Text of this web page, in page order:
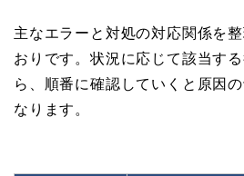
主なエラーと対処の対応関係を
おりです。状況に応じて該当す
ら、順番に確認していくと原因
なります。